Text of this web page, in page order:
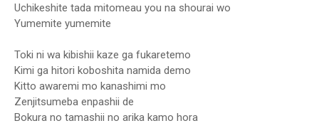
Uchikeshite tada mitomeau you na shourai wo
Yumemite yumemite
Toki ni wa kibishii kaze ga fukaretemo
Kimi ga hitori koboshita namida demo
Kitto awaremi mo kanashimi mo
Zenjitsumeba enpashii de
Bokura no tamashii no arika kamo hora